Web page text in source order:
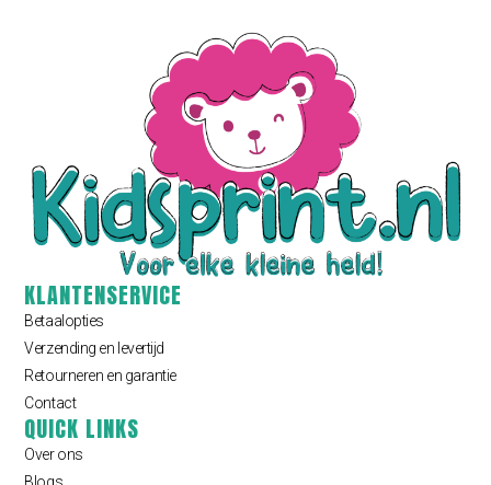
KLANTENSERVICE
Betaalopties
Verzending en levertijd
Retourneren en garantie
Contact
QUICK LINKS
Over ons